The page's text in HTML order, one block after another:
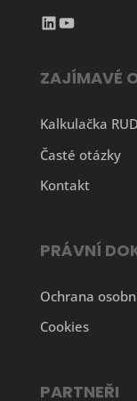
LinkedIn YouTube
ZAJÍMAVÉ
Kalkulačka RUD
Časté otázky
Kontakt
PRÁVNÍ
Ochrana
Cookies
PARTNEŘI